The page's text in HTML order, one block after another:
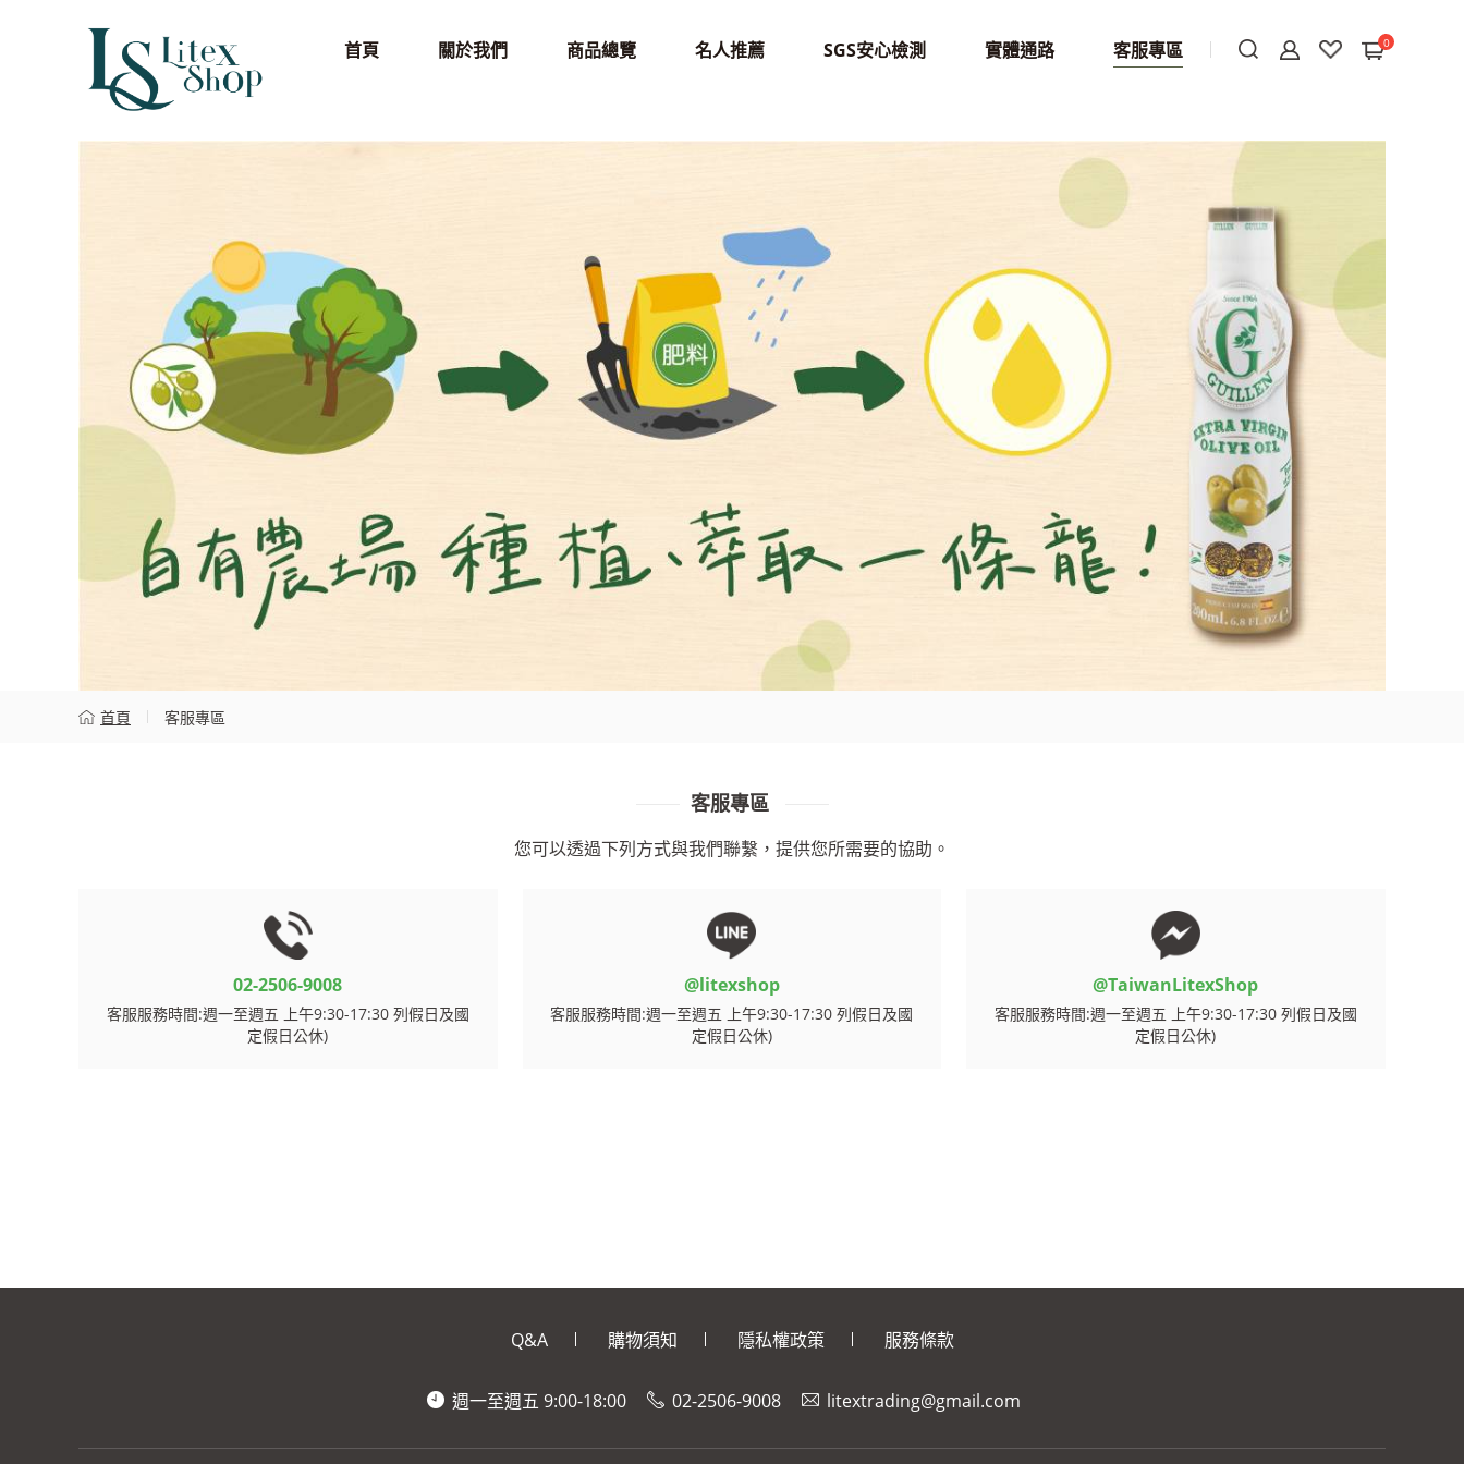
0
首頁 關於我們 商品總覽 名人推薦 SGS安心檢測 實體通路 客服專區
首頁 客服專區
客服專區
您可以透過下列方式與我們聯繫，提供您所需要的協助。
02-2506-9008
客服服務時間:週一至週五 上午9:30-17:30 列假日及國
定假日公休)
@litexshop
客服服務時間:週一至週五 上午9:30-17:30 列假日及國
定假日公休)
@TaiwanLitexShop
客服服務時間:週一至週五 上午9:30-17:30 列假日及國
定假日公休)
Q&A 購物須知 隱私權政策 服務條款
週一至週五 9:00-18:00 02-2506-9008 litextrading@gmail.com